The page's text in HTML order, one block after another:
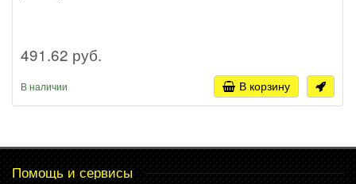
491.62 руб.
В наличии В корзину
Помощь и сервисы